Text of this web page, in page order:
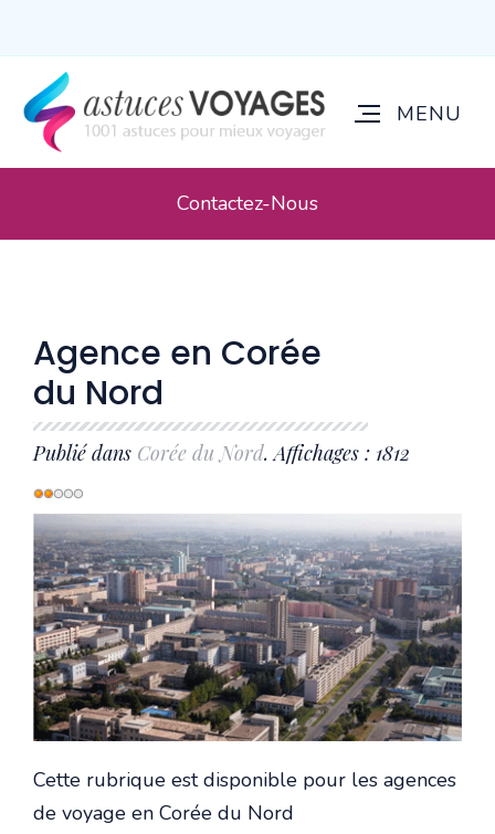
Contactez-Nous
Agence en Corée
du Nord
Publié dans Corée du Nord. Affichages : 1812
Vote
utilisateur:2/5
Cette rubrique est disponible pour les agences
de voyage en Corée du Nord